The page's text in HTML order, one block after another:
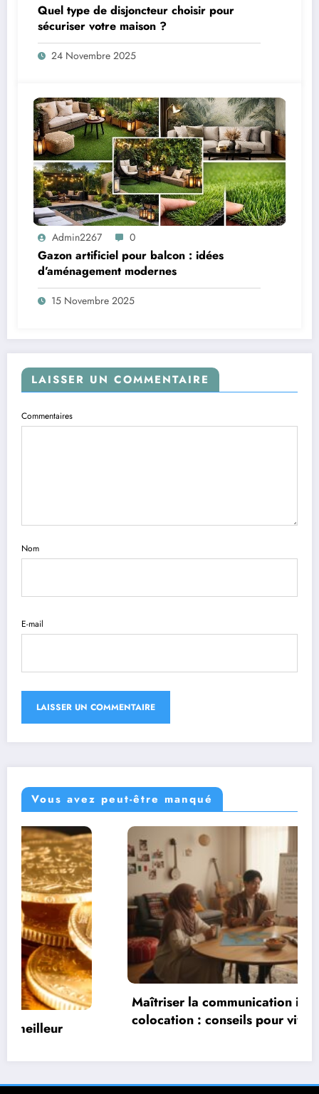
Quel type de disjoncteur choisir pour
sécuriser votre maison ?
24 Novembre 2025
Admin2267 0
Gazon artificiel pour balcon : idées
d’aménagement modernes
15 Novembre 2025
LAISSER UN COMMENTAIRE
Commentaires
Nom
E-mail
Vous avez peut-être manqué
Maîtriser la communication interculturelle en
colocation : conseils pour vivre
harmonieusement dans un environnement